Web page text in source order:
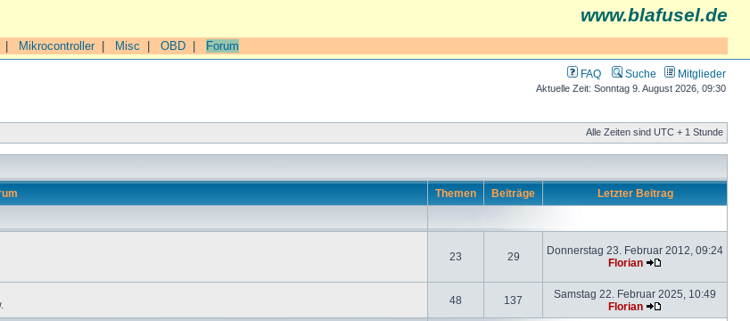
www.blafusel.de
Mikrocontroller| Misc OBD Forum
FAQ Suche Mitglieder
Aktuelle Zeit: Sonntag 9. August 2026, 09:30
Alle Zeiten sind UTC + 1 Stunde
Themen Beiträge Letzter Beitrag
23 29
Donnerstag 23. Februar 2012, 09:24
Florian
48 137
Samstag 22. Februar 2025, 10:49
Florian